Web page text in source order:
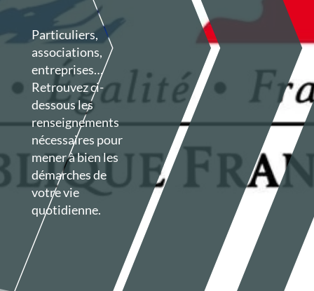
Particuliers,
associations,
entreprises…
Retrouvez ci-
dessous les
renseignements
nécessaires pour
mener à bien les
démarches de
votre vie
quotidienne.